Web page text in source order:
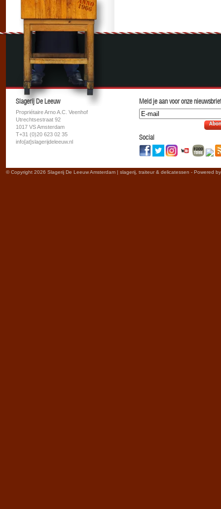
Slagerij De Leeuw
Propriétaire Arno A.C. Veenhof
Utrechtsestraat 92
1017 VS Amsterdam
T+31 (0)20 623 02 35
info[at]slagerijdeleeuw.nl
Meld je aan voor onze
Social
© Copyright 2026 Slagerij De Leeuw Amsterdam | slagerij, traiteur & delicatessen - Powered